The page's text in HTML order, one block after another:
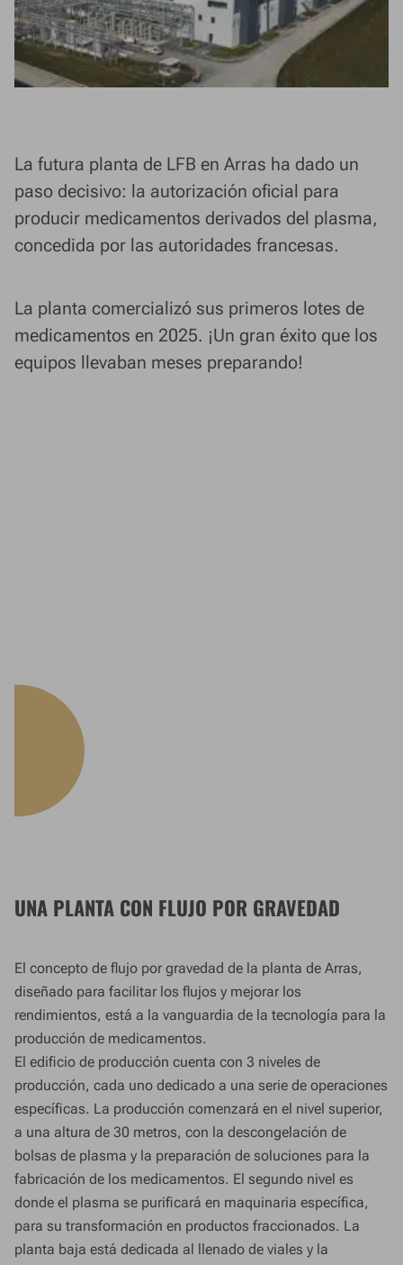
La futura planta de LFB en Arras ha dado un
paso decisivo: la autorización oficial para
producir medicamentos derivados del plasma,
concedida por las autoridades francesas.
La planta comercializó sus primeros lotes de
medicamentos en 2025. ¡Un gran éxito que los
equipos llevaban meses preparando!
UNA PLANTA CON FLUJO POR GRAVEDAD
El concepto de flujo por gravedad de la planta de Arras,
diseñado para facilitar los flujos y mejorar los
rendimientos, está a la vanguardia de la tecnología para la
producción de medicamentos.
El edificio de producción cuenta con 3 niveles de
producción, cada uno dedicado a una serie de operaciones
específicas. La producción comenzará en el nivel superior,
a una altura de 30 metros, con la descongelación de
bolsas de plasma y la preparación de soluciones para la
fabricación de los medicamentos. El segundo nivel es
donde el plasma se purificará en maquinaria específica,
para su transformación en productos fraccionados. La
planta baja está dedicada al llenado de viales y la